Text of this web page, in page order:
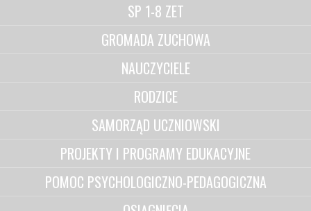
SP 1-8 ZET
GROMADA ZUCHOWA
NAUCZYCIELE
RODZICE
SAMORZĄD UCZNIOWSKI
PROJEKTY I PROGRAMY EDUKACYJNE
POMOC PSYCHOLOGICZNO-PEDAGOGICZNA